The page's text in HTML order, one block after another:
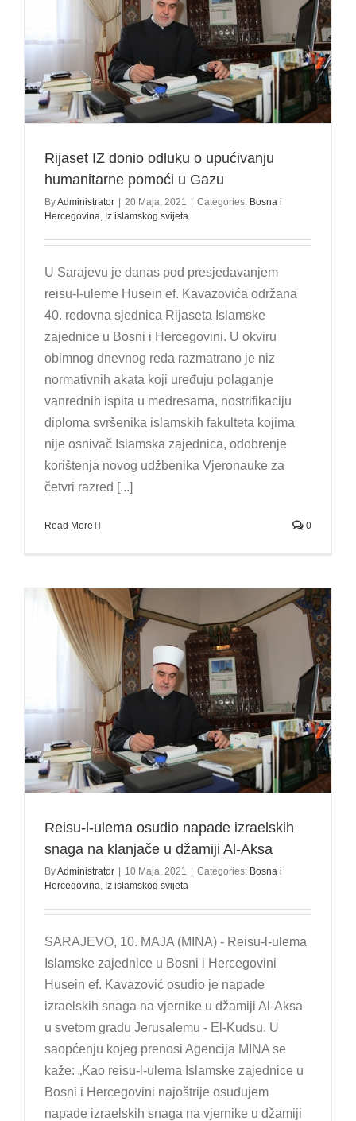
Rijaset IZ donio odluku o upućivanju
humanitarne pomoći u Gazu
ByAdministrator 20 Maja, 2021 Categories: Bosna i
Hercegovina, Iz islamskog svijeta
U Sarajevu je danas pod presjedavanjem
reisu-l-uleme Husein ef. Kavazovića održana
40. redovna sjednica Rijaseta Islamske
zajednice u Bosni i Hercegovini. U okviru
obimnog dnevnog reda razmatrano je niz
normativnih akata koji uređuju polaganje
vanrednih ispita u medresama, nostrifikaciju
diploma svršenika islamskih fakulteta kojima
nije osnivač Islamska zajednica, odobrenje
korištenja novog udžbenika Vjeronauke za
četvri razred [...]
Read More 0
Reisu-l-ulema osudio napade izraelskih
snaga na klanjače u džamiji Al-Aksa
ByAdministrator 10 Maja, 2021 Categories: Bosna i
Hercegovina, Iz islamskog svijeta
SARAJEVO, 10. MAJA (MINA) - Reisu-l-ulema
Islamske zajednice u Bosni i Hercegovini
Husein ef. Kavazović osudio je napade
izraelskih snaga na vjernike u džamiji Al-Aksa
u svetom gradu Jerusalemu - El-Kudsu. U
saopćenju kojeg prenosi Agencija MINA se
kaže: „Kao reisu-l-ulema Islamske zajednice u
Bosni i Hercegovini najoštrije osuđujem
napade izraelskih snaga na vjernike u džamiji